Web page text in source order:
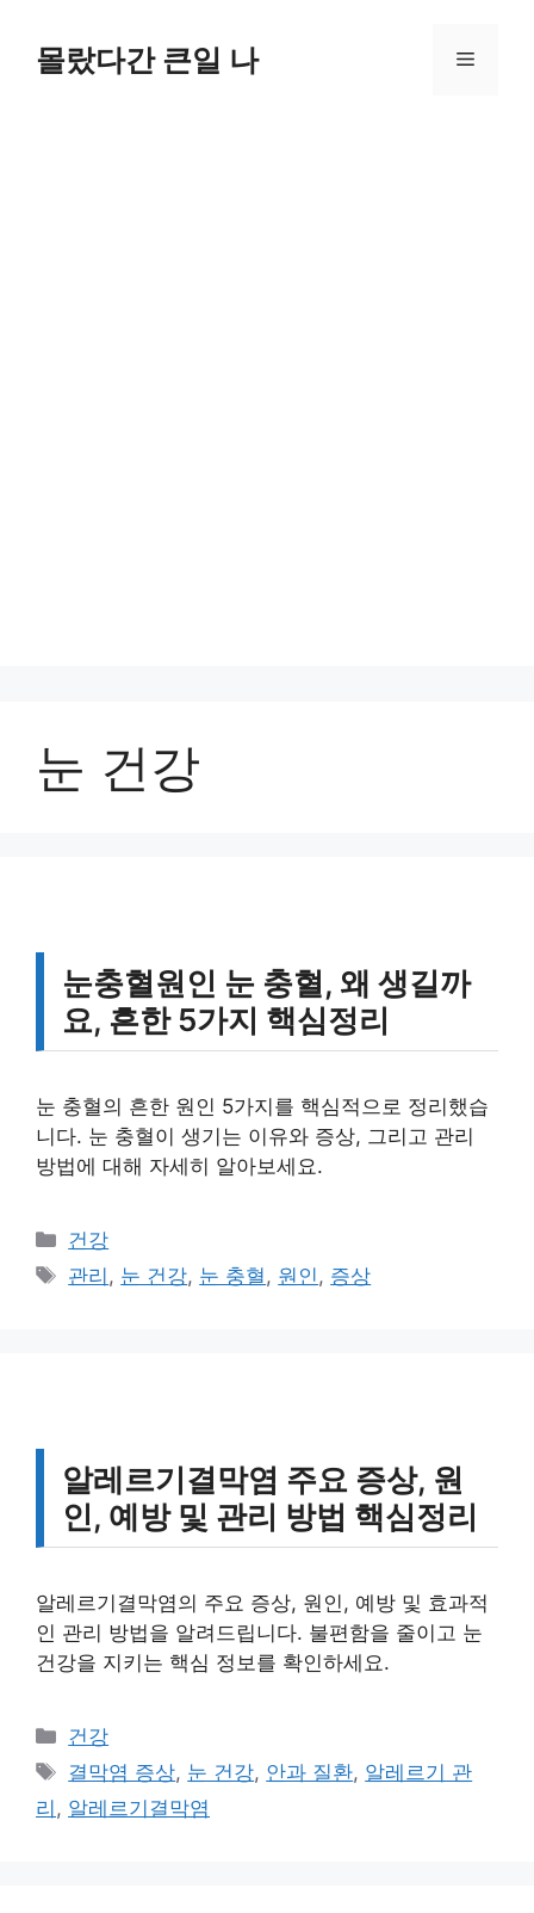
몰랐다간 큰일 나 메
눈 건강
눈충혈원인 눈 충혈, 왜 생길까
요, 흔한 5가지 핵심정리
눈 충혈의 흔한 원인 5가지를 핵심적으로 정리했습
니다. 눈 충혈이 생기는 이유와 증상, 그리고 관리
방법에 대해 자세히 알아보세요.
카
테
건강
태
관리 , 눈 건강, 눈 충혈, 원인, 증상
알레르기결막염 주요 증상, 원
인, 예방 및 관리 방법 핵심정리
알레르기결막염의 주요 증상, 원인, 예방 및 효과적
인 관리 방법을 알려드립니다. 불편함을 줄이고 눈
건강을 지키는 핵심 정보를 확인하세요.
카
테
리
건강
태
그
결막염 증상, 눈 건강, 안과 질환, 알레르기 관
리 , 알레르기결막염